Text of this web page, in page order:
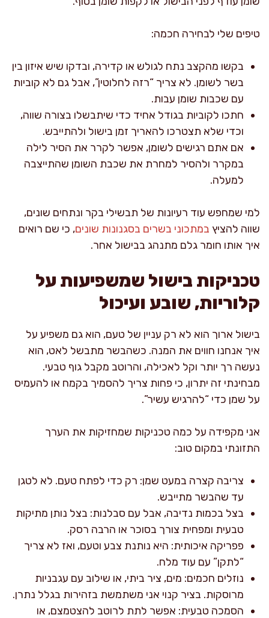
טיפים שלי לבחירה חכמה:
בקשו מהקצב נתח לגולש או קדירה, ובדקו שיש איזון בין
בשר לשומן. לא צריך “רזה לחלוטין”, אבל גם לא קוביות
עם שכבות שומן עבות.
חתכו לקוביות בגודל אחיד כדי שיתבשלו בצורה שווה,
וכדי שלא תצטרכו להאריך זמן בישול ולהתייבש.
אם אתם רגישים לשומן, אפשר לקרר את הסיר לילה
במקרר ולהסיר למחרת את שכבת השומן שהתייצבה
למעלה.
למי שמחפש עוד רעיונות של תבשילי בקר ונתחים שונים,
שווה להציץ במתכוני בשרים בסגנונות שונים, כי שם רואים
איך אותו חומר גלם מתנהג בבישול אחר.
טכניקות בישול שמשפיעות על
קלוריות, שובע ועיכול
בישול ארוך הוא לא רק עניין של טעם, הוא גם משפיע על
איך אנחנו חווים את המנה. כשהבשר מתבשל לאט, הוא
נעשה רך יותר וקל לאכילה, והרוטב מקבל גוף טבעי.
מבחינתי זה יתרון, כי פחות צריך להסמיך בקמח או להעמיס
על שמן כדי “להרגיש עשיר”.
אני מקפידה על כמה טכניקות שמחזיקות את הערך
התזונתי במקום טוב:
צריבה קצרה במעט שמן: רק כדי לפתח טעם. לא לטגן
עד שהבשר מתייבש.
בצל בכמות נדיבה, אבל עם סבלנות: בצל נותן מתיקות
טבעית ומפחית צורך בסוכר או הרבה רסק.
פפריקה איכותית: היא נותנת צבע וטעם, ואז לא צריך
“לתקן” עם עוד מלח.
נוזלים חכמים: מים, ציר ביתי, או שילוב עם עגבניות
מרוסקות. בציר קנוי אני משתמשת בזהירות בגלל נתרן.
הסמכה טבעית: אפשר לתת לרוטב להצטמצם, או